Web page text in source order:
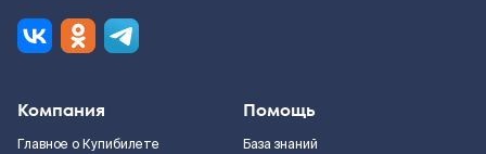
Компания
Главное о Купибилете
Помощь
База знаний